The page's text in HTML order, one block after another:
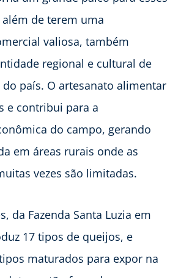
de terem uma
valiosa, também
regional e cultural de
país. O artesanato alimentar
e contribui para a
do campo, gerando
em áreas rurais onde as
vezes são limitadas.
da Fazenda Santa Luzia em
17 tipos de queijos, e
maturados para expor na